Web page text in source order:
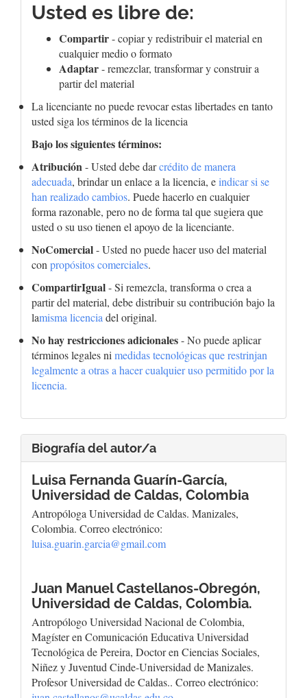
Usted es libre de:
Compartir- copiar y redistribuir el material en
cualquier medio o formato
Adaptar- remezclar, transformar y construir a
partir del material
La licenciante no puede revocar estas libertades en tanto
usted siga los términos de la licencia
Bajo los siguientes términos:
Atribución- Usted debe darcrédito de manera
adecuada, brindar un enlace a la licencia, eindicar si se
han realizado cambios. Puede hacerlo en cualquier
forma razonable, pero no de forma tal que sugiera que
usted o su uso tienen el apoyo de la licenciante.
NoComercial- Usted no puede hacer uso del material
conpropósitos comerciales.
CompartirIgual- Si remezcla, transforma o crea a
partir del material, debe distribuir su contribución bajo la
lamisma licenciadel original.
No hay restricciones adicionales- No puede aplicar
términos legales nimedidas tecnológicas que restrinjan
legalmente a otras a hacer cualquier uso permitido por la
licencia.
Biografía del autor/a
Luisa Fernanda Guarín-García,
Universidad de Caldas, Colombia
Antropóloga Universidad de Caldas. Manizales,
Colombia. Correo electrónico:
luisa.guarin.garcia@gmail.com
Juan Manuel Castellanos-Obregón,
Universidad de Caldas, Colombia.
Antropólogo Universidad Nacional de Colombia,
Magíster en Comunicación Educativa Universidad
Tecnológica de Pereira, Doctor en Ciencias Sociales,
Niñez y Juventud Cinde-Universidad de Manizales.
Profesor Universidad de Caldas.. Correo electrónico: